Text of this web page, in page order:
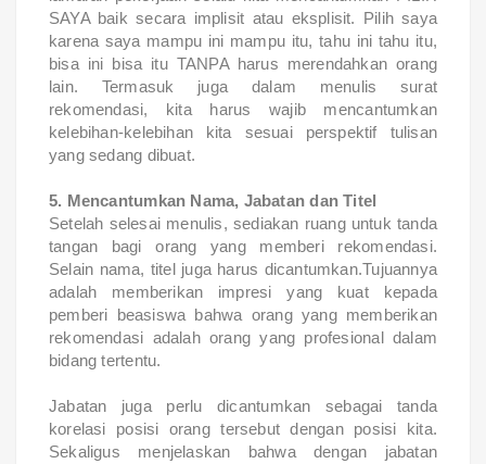
SAYA baik secara implisit atau eksplisit. Pilih saya
karena saya mampu ini mampu itu, tahu ini tahu itu,
bisa ini bisa itu TANPA harus merendahkan orang
lain. Termasuk juga dalam menulis surat
rekomendasi, kita harus wajib mencantumkan
kelebihan-kelebihan kita sesuai perspektif tulisan
yang sedang dibuat.
5. Mencantumkan Nama, Jabatan dan Titel
Setelah selesai menulis, sediakan ruang untuk tanda
tangan bagi orang yang memberi rekomendasi.
Selain nama, titel juga harus dicantumkan.Tujuannya
adalah memberikan impresi yang kuat kepada
pemberi beasiswa bahwa orang yang memberikan
rekomendasi adalah orang yang profesional dalam
bidang tertentu.
Jabatan juga perlu dicantumkan sebagai tanda
korelasi posisi orang tersebut dengan posisi kita.
Sekaligus menjelaskan bahwa dengan jabatan